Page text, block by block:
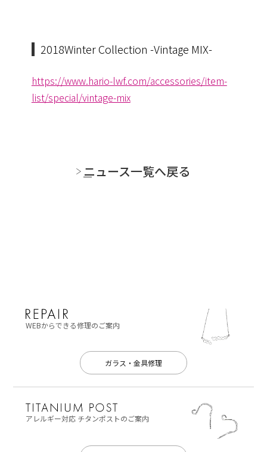
2018Winter Collection -Vintage MIX-
https://www.hario-lwf.com/accessories/item-
list/special/vintage-mix
ニュース一覧へ戻る
WEBからできる修理のご案内
ガラス・金具修理
アレルギー対応チタンポストのご案内